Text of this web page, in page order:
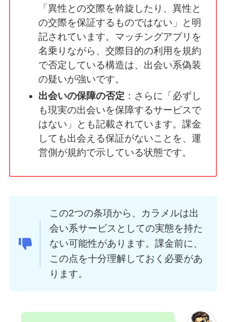
「異性との交際を斡旋したり、異性と
の交際を保証するものではない」と明
記されています。マッチングアプリを
名乗りながら、交際目的の利用を規約
で否定している構造は、出会い系偽装
の疑いが強いです。
出会いの保障の否定 ：さらに「必ずし
も現実の出会いを保障するサービスで
はない」とも記載されています。課金
しても出会える保証がないことを、運
営側が規約で示している状態です。
この2つの条項から、カラメルは出
会い系サービスとしての実態を持た
ない可能性があります。課金前に、
この点を十分理解しておく必要があ
ります。